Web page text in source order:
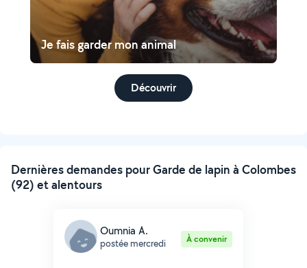
Je fais garder mon animal
Découvrir
Dernières demandes pour Garde de lapin à Colombes
(92) et alentours
Oumnia A.
postée mercredi À convenir